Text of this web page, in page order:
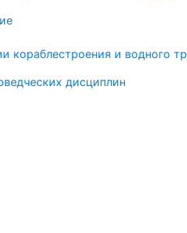
кораблестроения и водного
дисциплин